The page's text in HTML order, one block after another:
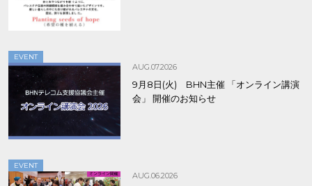
EVENT
AUG.07.2026
9月8日(火) BHN主催 「オンライン講演
会」 開催のお知らせ
EVENT
AUG.06.2026